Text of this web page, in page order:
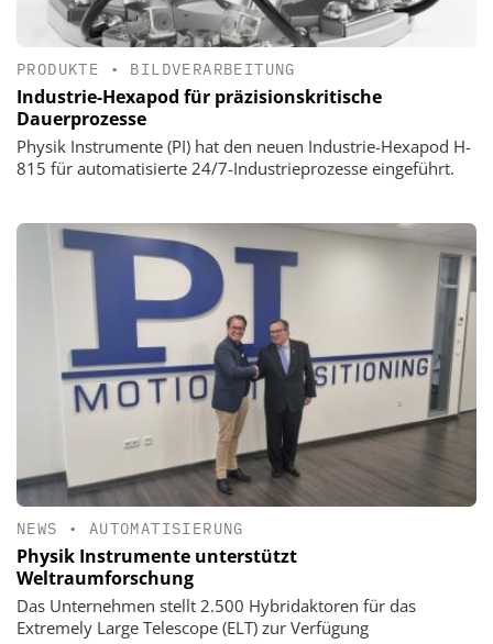
PRODUKTE • BILDVERARBEITUNG
Industrie-Hexapod für präzisionskritische
Dauerprozesse
Physik Instrumente (PI) hat den neuen Industrie-Hexapod H-
815 für automatisierte 24/7-Industrieprozesse eingeführt.
NEWS • AUTOMATISIERUNG
Physik Instrumente unterstützt
Weltraumforschung
Das Unternehmen stellt 2.500 Hybridaktoren für das
Extremely Large Telescope (ELT) zur Verfügung